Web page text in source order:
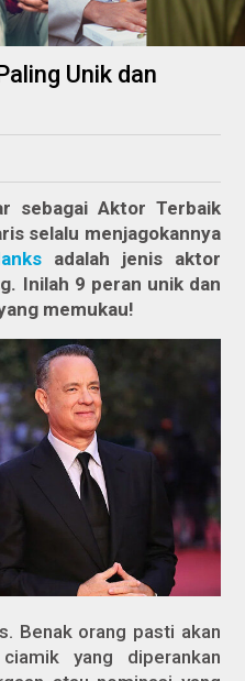
Unik dan
sebagai Aktor Terbaik
selalu menjagokannya
adalah jenis aktor
Inilah 9 peran unik dan
memukau!
Benak orang pasti akan
yang diperankan